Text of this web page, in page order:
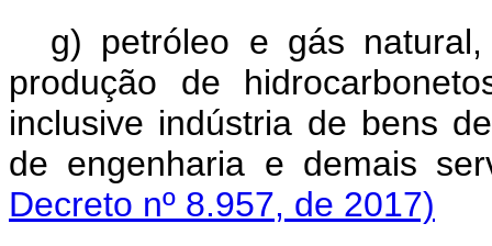
g) petróleo e gás
produção de
inclusive indústria de bens
de engenharia e demais
Decreto nº 8.957, de 2017)